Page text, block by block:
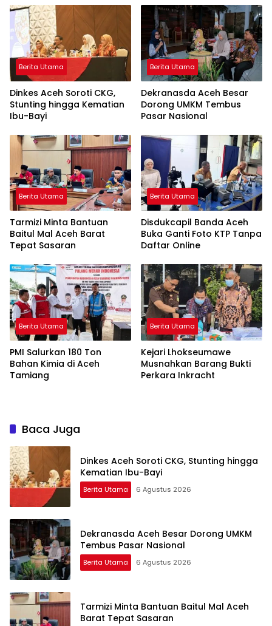
Berita Utama
Dinkes Aceh Soroti CKG,
Stunting hingga Kematian
Ibu-Bayi
Berita Utama
Dekranasda Aceh Besar
Dorong UMKM Tembus
Pasar Nasional
Berita Utama
Tarmizi Minta Bantuan
Baitul Mal Aceh Barat
Tepat Sasaran
Berita Utama
Disdukcapil Banda Aceh
Buka Ganti Foto KTP Tanpa
Daftar Online
Berita Utama
PMI Salurkan 180 Ton
Bahan Kimia di Aceh
Tamiang
Berita Utama
Kejari Lhokseumawe
Musnahkan Barang Bukti
Perkara Inkracht
Baca Juga
Dinkes Aceh Soroti CKG, Stunting hingga
Kematian Ibu-Bayi
Berita Utama 6 Agustus 2026
Dekranasda Aceh Besar Dorong UMKM
Tembus Pasar Nasional
Berita Utama 6 Agustus 2026
Tarmizi Minta Bantuan Baitul Mal Aceh
Barat Tepat Sasaran